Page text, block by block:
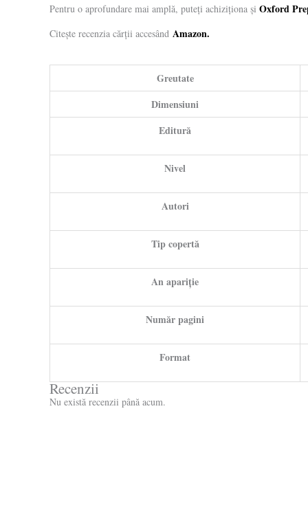
Pentru o aprofundare mai amplă, puteți achiziționa și Oxford
Citește recenzia cărții accesând Amazon.
Greutate
Dimensiuni
Editură
Nivel
Autori
Tip copertă
An apariție
Număr pagini
Format
Recenzii
Nu există recenzii până acum.